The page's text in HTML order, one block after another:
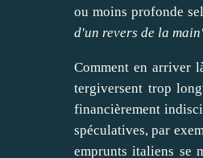
ou moins profonde
d'un revers de la
Comment enarriver
tergiversent trop
financièrement
spéculatives, par
emprunts italiens se